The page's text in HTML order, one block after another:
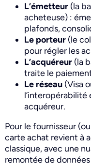
L’émetteur (la
acheteuse) :
plafonds,
Le porteur (le
pour régler les
L’acquéreur (la
traite le
Le réseau (Visa
acquéreur.
Pour le fournisseur
carte achat revient à
classique, avec une
remontée de